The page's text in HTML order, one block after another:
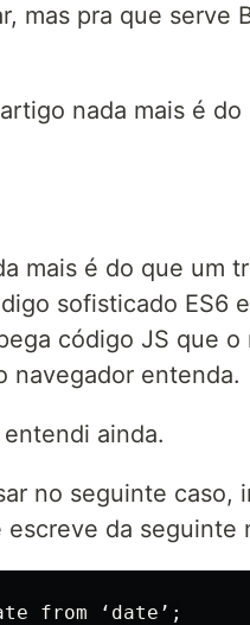
mas pra que serve
nada mais é
mais é do que um
sofisticado ES6
código JS que
navegador entenda.
ainda.
no seguinte caso,
escreve da seguinte
from ‘date’;